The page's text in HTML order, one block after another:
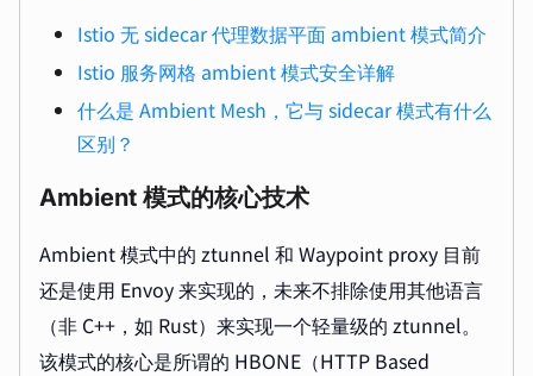
Istio 无 sidecar 代理数据平面 ambient 模式简介
Istio 服务网格 ambient 模式安全详解
什么是 Ambient Mesh，它与 sidecar 模式有什么
区别？
Ambient 模式的核心技术
Ambient 模式中的 ztunnel 和 Waypoint proxy 目前
还是使用 Envoy 来实现的，未来不排除使用其他语言
（非 C++，如 Rust）来实现一个轻量级的 ztunnel。
该模式的核心是所谓的 HBONE（HTTP Based